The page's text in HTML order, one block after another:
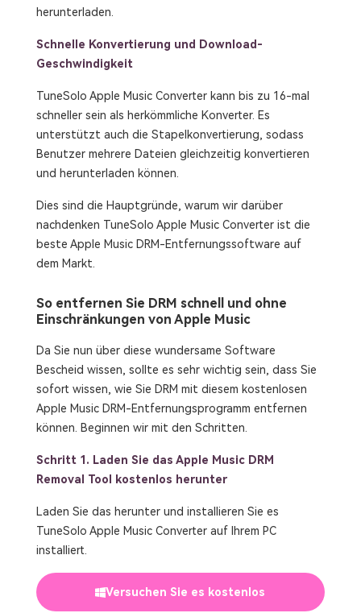
herunterladen.
Schnelle Konvertierung und Download-
Geschwindigkeit
TuneSolo Apple Music Converter kann bis zu 16-mal
schneller sein als herkömmliche Konverter. Es
unterstützt auch die Stapelkonvertierung, sodass
Benutzer mehrere Dateien gleichzeitig konvertieren
und herunterladen können.
Dies sind die Hauptgründe, warum wir darüber
nachdenken TuneSolo Apple Music Converter ist die
beste Apple Music DRM-Entfernungssoftware auf
dem Markt.
So entfernen Sie DRM schnell und ohne
Einschränkungen von Apple Music
Da Sie nun über diese wundersame Software
Bescheid wissen, sollte es sehr wichtig sein, dass Sie
sofort wissen, wie Sie DRM mit diesem kostenlosen
Apple Music DRM-Entfernungsprogramm entfernen
können. Beginnen wir mit den Schritten.
Schritt 1. Laden Sie das Apple Music DRM
Removal Tool kostenlos herunter
Laden Sie das herunter und installieren Sie es
TuneSolo Apple Music Converter auf Ihrem PC
installiert.
Versuchen Sie es kostenlos